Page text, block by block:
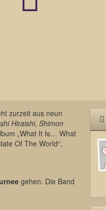
zurzeit aus neun
Hiraishi, Shimon
„What It Is… What
Of The World“,
gehen. Die Band